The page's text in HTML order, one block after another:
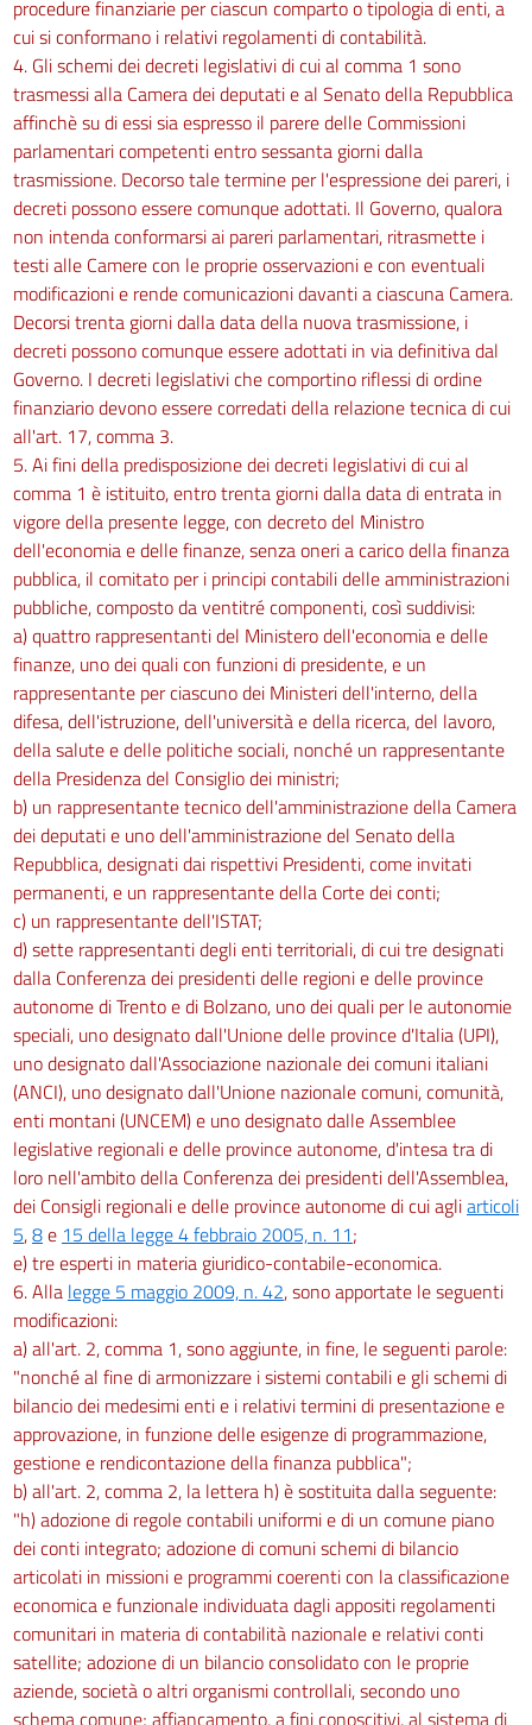
procedure finanziarie per ciascun comparto o tipologia di enti, a
cui si conformano i relativi regolamenti di contabilità.
4. Gli schemi dei decreti legislativi di cui al comma 1 sono
trasmessi alla Camera dei deputati e al Senato della Repubblica
affinchè su di essi sia espresso il parere delle Commissioni
parlamentari competenti entro sessanta giorni dalla
trasmissione. Decorso tale termine per l'espressione dei pareri, i
decreti possono essere comunque adottati. Il Governo, qualora
non intenda conformarsi ai pareri parlamentari, ritrasmette i
testi alle Camere con le proprie osservazioni e con eventuali
modificazioni e rende comunicazioni davanti a ciascuna Camera.
Decorsi trenta giorni dalla data della nuova trasmissione, i
decreti possono comunque essere adottati in via definitiva dal
Governo. I decreti legislativi che comportino riflessi di ordine
finanziario devono essere corredati della relazione tecnica di cui
all'art. 17, comma 3.
5. Ai fini della predisposizione dei decreti legislativi di cui al
comma 1 è istituito, entro trenta giorni dalla data di entrata in
vigore della presente legge, con decreto del Ministro
dell'economia e delle finanze, senza oneri a carico della finanza
pubblica, il comitato per i principi contabili delle amministrazioni
pubbliche, composto da ventitré componenti, così suddivisi:
a) quattro rappresentanti del Ministero dell'economia e delle
finanze, uno dei quali con funzioni di presidente, e un
rappresentante per ciascuno dei Ministeri dell'interno, della
difesa, dell'istruzione, dell'università e della ricerca, del lavoro,
della salute e delle politiche sociali, nonché un rappresentante
della Presidenza del Consiglio dei ministri;
b) un rappresentante tecnico dell'amministrazione della Camera
dei deputati e uno dell'amministrazione del Senato della
Repubblica, designati dai rispettivi Presidenti, come invitati
permanenti, e un rappresentante della Corte dei conti;
c) un rappresentante dell'ISTAT;
d) sette rappresentanti degli enti territoriali, di cui tre designati
dalla Conferenza dei presidenti delle regioni e delle province
autonome di Trento e di Bolzano, uno dei quali per le autonomie
speciali, uno designato dall'Unione delle province d'Italia (UPI),
uno designato dall'Associazione nazionale dei comuni italiani
(ANCI), uno designato dall'Unione nazionale comuni, comunità,
enti montani (UNCEM) e uno designato dalle Assemblee
legislative regionali e delle province autonome, d'intesa tra di
loro nell'ambito della Conferenza dei presidenti dell'Assemblea,
dei Consigli regionali e delle province autonome di cui agliarticoli
5,8e 15 della legge 4 febbraio 2005, n. 11;
e) tre esperti in materia giuridico-contabile-economica.
6. Alla legge 5 maggio 2009, n. 42, sono apportate le seguenti
modificazioni:
a) all'art. 2, comma 1, sono aggiunte, in fine, le seguenti parole:
"nonché al fine di armonizzare i sistemi contabili e gli schemi di
bilancio dei medesimi enti e i relativi termini di presentazione e
approvazione, in funzione delle esigenze di programmazione,
gestione e rendicontazione della finanza pubblica";
b) all'art. 2, comma 2, la lettera h) è sostituita dalla seguente:
"h) adozione di regole contabili uniformi e di un comune piano
dei conti integrato; adozione di comuni schemi di bilancio
articolati in missioni e programmi coerenti con la classificazione
economica e funzionale individuata dagli appositi regolamenti
comunitari in materia di contabilità nazionale e relativi conti
satellite; adozione di un bilancio consolidato con le proprie
aziende, società o altri organismi controllali, secondo uno
schema comune; affiancamento, a fini conoscitivi, al sistema di